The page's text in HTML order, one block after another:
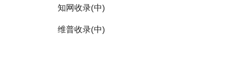
知网收录(中)
维普收录(中)